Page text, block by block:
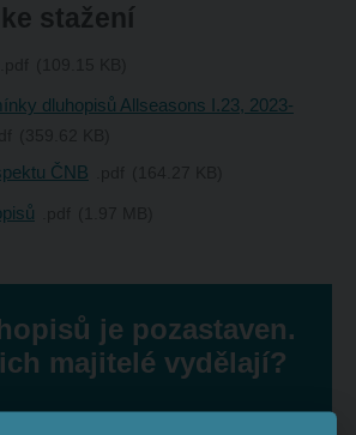
stažení
dluhopisů Allseasons I.23, 2023-
ČNB
je pozastaven.
majitelé vydělají?